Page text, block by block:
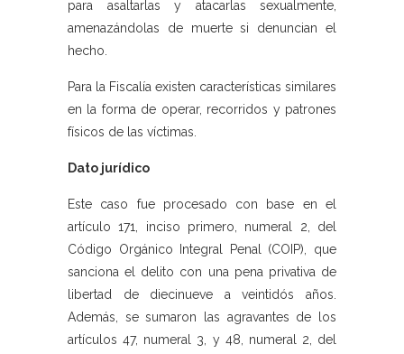
para asaltarlas y atacarlas sexualmente,
amenazándolas de muerte si denuncian el
hecho.
Para la Fiscalía existen características similares
en la forma de operar, recorridos y patrones
físicos de las víctimas.
Dato jurídico
Este caso fue procesado con base en el
artículo 171, inciso primero, numeral 2, del
Código Orgánico Integral Penal (COIP), que
sanciona el delito con una pena privativa de
libertad de diecinueve a veintidós años.
Además, se sumaron las agravantes de los
artículos 47, numeral 3, y 48, numeral 2, del